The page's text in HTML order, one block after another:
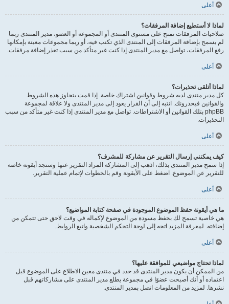
أعلى
لماذا لا أستطيع إضافة المرفقات؟
صلاحيات المرفقات تمنح على مستوى المنتدى أو المجموعة أو العضو، مدير المنتدى ربما
لم يسمح بإضافة المرفقات إلى المنتدى الذي تكتب فيه، أو ربما مجموعات معينة بإمكانها
رفع المرفقات، تواصل مع مدير المنتدى إذا كنت غير متأكد من سبب تعذر إضافة مرفقات.
أعلى
لماذا أتلقى تحذيرات؟
كل مدير منتدى لديه شروط وقوانين اشتراك خاصة. إذا قمت بتجاوز هذه الشروط
والقوانين فيحذرونك. انتبه إلى أن القرار يعود إلى مدير المنتدى ولا علاقة لمجموعة
phpBB بتلك القوانين أو الاشتراطات. تواصل مع مدير المنتدى إذا كنت غير متأكد من سبب
التحذيرات.
أعلى
كيف يمكنني إرسال التقرير عن مشاركة للمشرف؟
إذا سمح مدير المنتدى بذلك، اذهب إلى المشاركة المراد التقرير عنها وستجد أيقونة خاصة
للتقرير عن الموضوع. اضغط على الأيقونة وقم بالخطوات لإتمام عملية التقرير.
أعلى
ما هي أيقونة حفظ الموضوع الموجودة في صفحة كتابة المواضيع؟
هي خاصية تسمح لك بحفظ مسودة من الموضوع لإكماله في وقت لاحق حتى تتمكن من
إضافته. لمعرفة المزيد اتجه إلى لوحة التحكم الشخصية واتبع الروابط.
أعلى
لماذا تحتاج مواضيعي للموافقة عليها؟
من الممكن أن يكون مدير المنتدى قد حدد في منتدى معين الاطلاع على الموضوع قبل
اعتماده أو أنك أصبحت عضوًا في مجموعة يطلع مدير المنتدى على مشاركاتهم قبل
نشرها. لمزيد من المعلومات اتصل بمدير المنتدى.